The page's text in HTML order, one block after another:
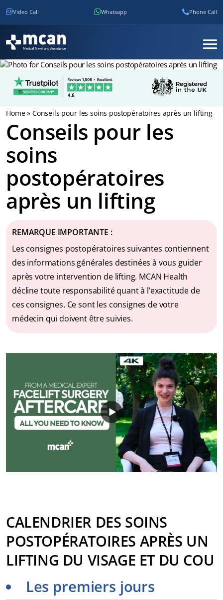
Video Call Whatsapp Phone Call
Home» Conseils pour les soins postopératoires après un lifting
Conseils pour les
soins
postopératoires
après un lifting
REMARQUE IMPORTANTE :
Les consignes postopératoires suivantes contiennent
des informations générales destinées à vous guider
après votre intervention de lifting. MCAN Health
décline toute responsabilité quant à l’exactitude de
ces consignes. Ce sont les consignes de votre
médecin qui doivent être suivies.
CALENDRIER DES SOINS
POSTOPÉRATOIRES APRÈS UN
LIFTING DU VISAGE ET DU COU
Les premiers jours